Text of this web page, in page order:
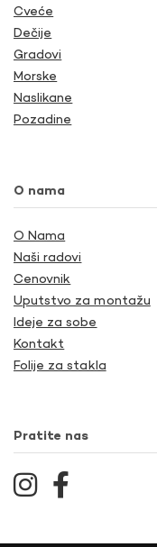
Cveće
Dečije
Gradovi
Morske
Naslikane
Pozadine
O nama
O Nama
Naši radovi
Cenovnik
Uputstvo za montažu
Ideje za sobe
Kontakt
Folije za stakla
Pratite nas